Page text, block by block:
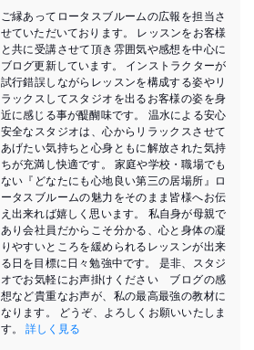
ご縁あってロータスブルームの広報を担当さ
せていただいております。 レッスンをお客様
と共に受講させて頂き雰囲気や感想を中心に
ブログ更新しています。 インストラクターが
試行錯誤しながらレッスンを構成する姿やリ
ラックスしてスタジオを出るお客様の姿を身
近に感じる事が醍醐味です。 温水による安心
安全なスタジオは、心からリラックスさせて
あげたい気持ちと心身ともに解放された気持
ちが充満し快適です。 家庭や学校・職場でも
ない『どなたにも心地良い第三の居場所』ロ
ータスブルームの魅力をそのまま皆様へお伝
え出来れば嬉しく思います。 私自身が母親で
あり会社員だからこそ分かる、心と身体の凝
りやすいところを緩められるレッスンが出来
る日を目標に日々勉強中です。 是非、スタジ
オでお気軽にお声掛けください ブログの感
想など貴重なお声が、私の最高最強の教材に
なります。 どうぞ、よろしくお願いいたしま
す。 詳しく見る